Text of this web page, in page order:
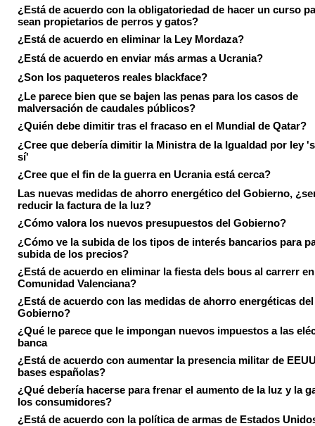
¿Está de acuerdo con la obligatoriedad de hacer un curso
sean propietarios de perros y gatos?
¿Está de acuerdo en eliminar la Ley Mordaza?
¿Está de acuerdo en enviar más armas a Ucrania?
¿Son los paqueteros reales blackface?
¿Le parece bien que se bajen las penas para los casos de
malversación de caudales públicos?
¿Quién debe dimitir tras el fracaso en el Mundial de Qatar?
¿Cree que debería dimitir la Ministra de la Igualdad por ley
sí'
¿Cree que el fin de la guerra en Ucrania está cerca?
Las nuevas medidas de ahorro energético del Gobierno,
reducir la factura de la luz?
¿Cómo valora los nuevos presupuestos del Gobierno?
¿Cómo ve la subida de los tipos de interés bancarios para
subida de los precios?
¿Está de acuerdo en eliminar la fiesta dels bous al carrerr
Comunidad Valenciana?
¿Está de acuerdo con las medidas de ahorro energéticas del
Gobierno?
¿Qué le parece que le impongan nuevos impuestos a las
banca
¿Está de acuerdo con aumentar la presencia militar de
bases españolas?
¿Qué debería hacerse para frenar el aumento de la luz y la
los consumidores?
¿Está de acuerdo con la política de armas de Estados